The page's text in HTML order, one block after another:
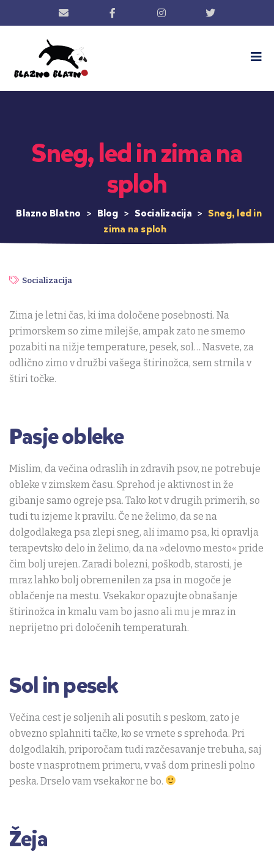
Sneg, led in zima na
sploh
Blazno Blatno > Blog > Socializacija > Sneg, led in
zima na sploh
Socializacija
Zima je letni čas, ki ima določene posebnosti. Na
primorskem so zime milejše, ampak zato ne smemo
pozabiti na nižje temperature, pesek, sol… Nasvete, za
odlično zimo v družbi vašega štirinožca, sem strnila v
štiri točke.
Pasje obleke
Mislim, da večina odraslih in zdravih psov, ne potrebuje
obleke v zimskem času. Sprehod je aktivnost in že
gibanje samo ogreje psa. Tako kot v drugih primerih, so
tudi tu izjeme k pravilu. Če ne želimo, da se na
dolgodlakega psa zlepi sneg, ali imamo psa, ki opravlja
terapevtsko delo in želimo, da na »delovno mesto« pride
čim bolj urejen. Zaradi bolezni, poškodb, starosti, je
mraz lahko bolj obremenilen za psa in mogoče je
oblačenje na mestu. Vsekakor opazujte obnašanje
štirinožca in kmalu vam bo jasno ali mu je mraz in
neprijetno pri določenih temperaturah.
Sol in pesek
Večina cest je soljenih ali posutih s peskom, zato je
obvezno splahniti tačke, ko se vrnete s sprehoda. Pri
dolgodlakih, priporočam tudi razčesavanje trebuha, saj
boste v nasprotnem primeru, v vaš dom prinesli polno
peska. Drselo vam vsekakor ne bo.
Žeja